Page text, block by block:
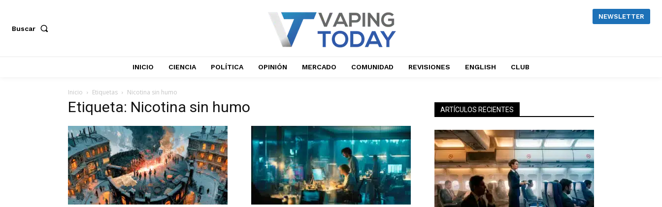
Buscar
NEWSLETTER
INICIO CIENCIA POLÍTICA OPINIÓN MERCADO COMUNIDAD REVISIONES ENGLISH CLUB
Inicio Etiquetas Nicotina sin humo
Etiqueta: Nicotina sin humo ARTÍCULOS RECIENTES